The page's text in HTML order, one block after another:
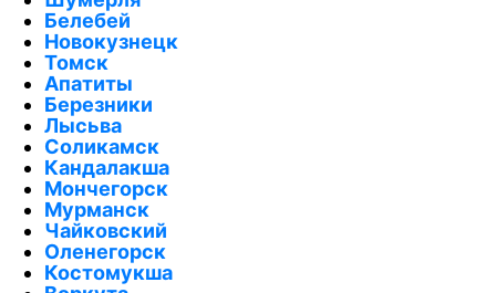
Белебей
Новокузнецк
Томск
Апатиты
Березники
Лысьва
Соликамск
Кандалакша
Мончегорск
Мурманск
Чайковский
Оленегорск
Костомукша